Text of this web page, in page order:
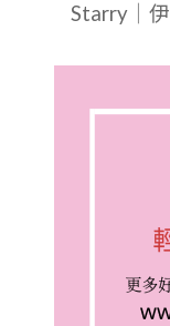
Starry｜